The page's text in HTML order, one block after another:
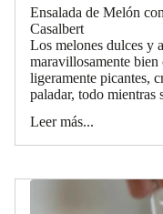
Ensalada de Melón
Casalbert
Los melones dulces y
maravillosamente
ligeramente picantes,
paladar, todo mientras
Leer más...